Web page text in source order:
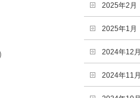
2025年2月
2025年1月
2024年12月
2024年11月